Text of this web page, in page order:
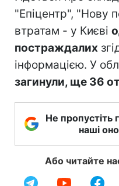
"Епіцентр", "Нову
втратам - у Києві
постраждалих
інформацією. У
загинули, ще 36
Не пропустіть
наші
Або читайте